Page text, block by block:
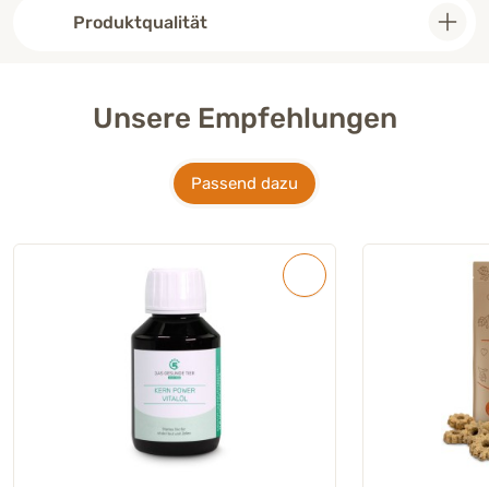
Produktqualität
Unsere Empfehlungen
Passend dazu